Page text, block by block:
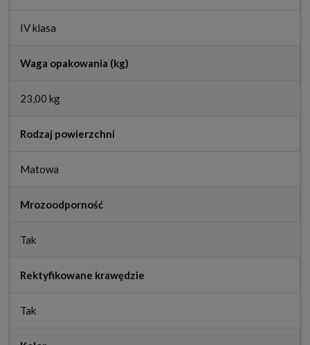
IV klasa
Waga opakowania (kg)
23,00 kg
Rodzaj powierzchni
Matowa
Mrozoodporność
Tak
Rektyfikowane krawędzie
Tak